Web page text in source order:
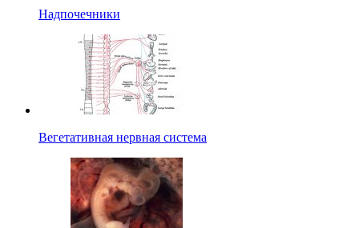
Надпочечники
Вегетативная нервная система